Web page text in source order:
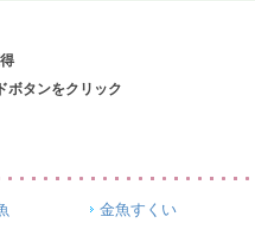
ボタンをクリック
金魚すくい